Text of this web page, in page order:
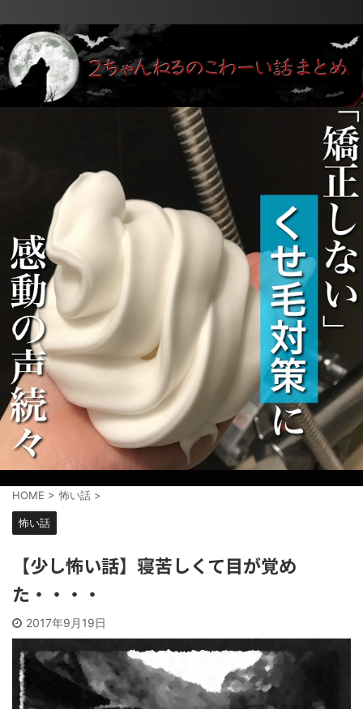
HOME > 怖い話 >
怖い話
【少し怖い話】寝苦しくて目が覚め
た・・・・
2017年9月19日